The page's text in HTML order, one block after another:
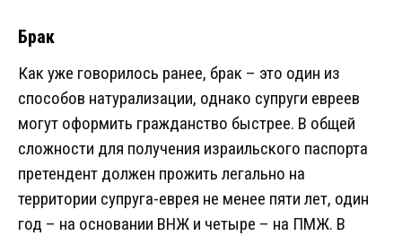
Брак
Как уже говорилось ранее, брак – это один из
способов натурализации, однако супруги евреев
могут оформить гражданство быстрее. В общей
сложности для получения израильского паспорта
претендент должен прожить легально на
территории супруга-еврея не менее пяти лет, один
год – на основании ВНЖ и четыре – на ПМЖ. В